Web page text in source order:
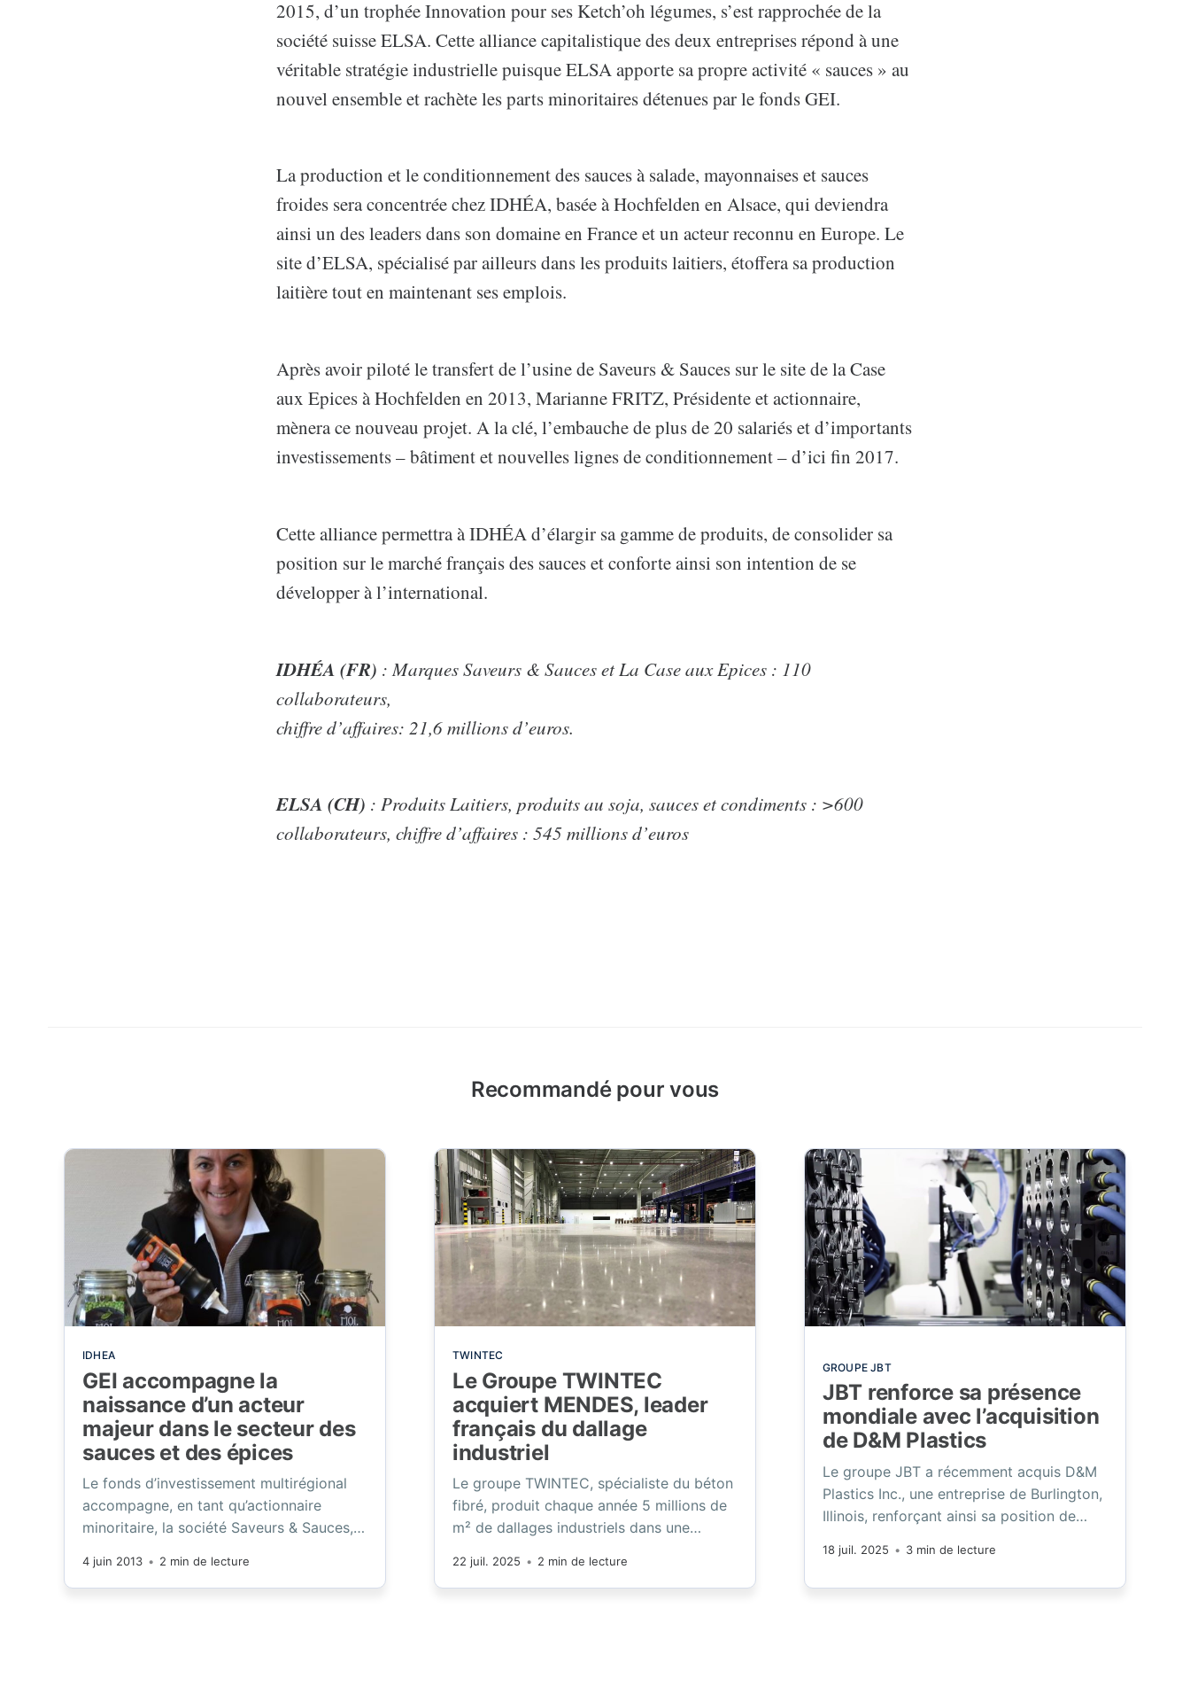
2015, d’un trophée Innovation pour ses Ketch’oh légumes, s’est rapprochée de la
société suisse ELSA. Cette alliance capitalistique des deux entreprises répond à une
véritable stratégie industrielle puisque ELSA apporte sa propre activité « sauces » au
nouvel ensemble et rachète les parts minoritaires détenues par le fonds GEI.
La production et le conditionnement des sauces à salade, mayonnaises et sauces
froides sera concentrée chez IDHÉA, basée à Hochfelden en Alsace, qui deviendra
ainsi un des leaders dans son domaine en France et un acteur reconnu en Europe. Le
site d’ELSA, spécialisé par ailleurs dans les produits laitiers, étoffera sa production
laitière tout en maintenant ses emplois.
Après avoir piloté le transfert de l’usine de Saveurs & Sauces sur le site de la Case
aux Epices à Hochfelden en 2013, Marianne FRITZ, Présidente et actionnaire,
mènera ce nouveau projet. A la clé, l’embauche de plus de 20 salariés et d’importants
investissements – bâtiment et nouvelles lignes de conditionnement – d’ici fin 2017.
Cette alliance permettra à IDHÉA d’élargir sa gamme de produits, de consolider sa
position sur le marché français des sauces et conforte ainsi son intention de se
développer à l’international.
IDHÉA (FR) : Marques Saveurs & Sauces et La Case aux Epices : 110
collaborateurs,
chiffre d’affaires: 21,6 millions d’euros.
ELSA (CH) : Produits Laitiers, produits au soja, sauces et condiments : >600
collaborateurs, chiffre d’affaires : 545 millions d’euros
Recommandé pour vous
IDHEA
GEI accompagne la
naissance d’un acteur
majeur dans le secteur des
sauces et des épices
Le fonds d’investissement multirégional
accompagne, en tant qu’actionnaire
minoritaire, la société Saveurs & Sauces,
de la société Case aux Épices.
4 juin 2013 • 2 min de lecture
TWINTEC
Le Groupe TWINTEC
acquiert MENDES, leader
français du dallage
industriel
Le groupe TWINTEC, spécialiste du béton
fibré, produit chaque année 5 millions de
m² de dallages industriels dans une
collaborateurs et, grâce à l’acquisition de
MENDES, son chiffre d’affaires dépasse
22 juil. 2025 • 2 min de lecture
GROUPE JBT
JBT renforce sa présence
mondiale avec l’acquisition
de D&M Plastics
Le groupe JBT a récemment acquis D&M
Plastics Inc., une entreprise de Burlington,
Illinois, renforçant ainsi sa position de
santé et des dispositifs médicaux.
18 juil. 2025 • 3 min de lecture